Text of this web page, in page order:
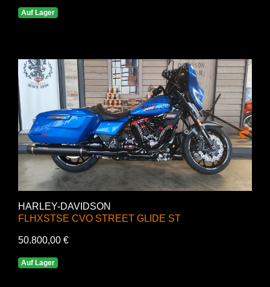
Auf Lager
HARLEY-DAVIDSON
FLHXSTSE CVO STREET GLIDE ST
50.800,00 €
Auf Lager